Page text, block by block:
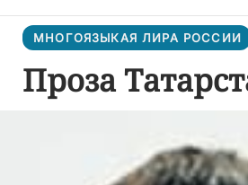
МНОГОЯЗЫКАЯ ЛИРА РОССИИ
Проза